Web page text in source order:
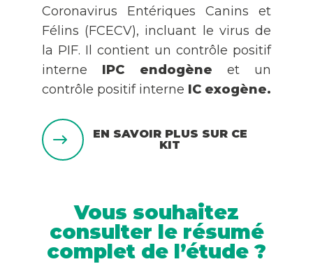
Coronavirus Entériques Canins et
Félins (FCECV), incluant le virus de
la PIF. Il contient un contrôle positif
interne IPC endogène et un
contrôle positif interne IC exogène.
EN SAVOIR PLUS SUR CE
KIT
Vous souhaitez
consulter le résumé
complet de l’étude ?